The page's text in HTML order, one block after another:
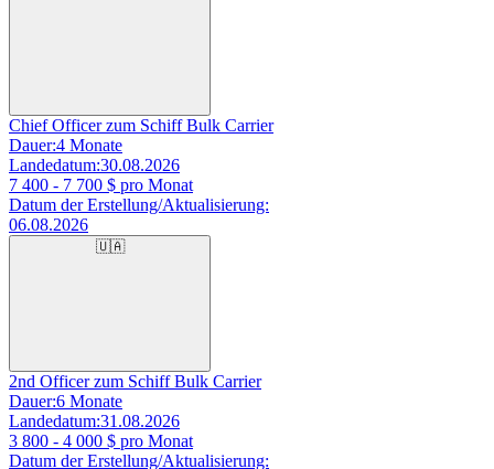
Chief Officer zum Schiff Bulk Carrier
Dauer:4 Monate
Landedatum:30.08.2026
7 400 - 7 700 $ pro Monat
Datum der Erstellung/Aktualisierung:
06.08.2026
🇺🇦
2nd Officer zum Schiff Bulk Carrier
Dauer:6 Monate
Landedatum:31.08.2026
3 800 - 4 000 $ pro Monat
Datum der Erstellung/Aktualisierung: